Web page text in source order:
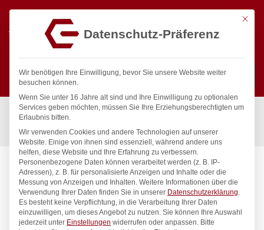
Suchen
Start / Gastronomiebedarf & Gastro Geräte für Profis
Präsentation
Tischgeschirr Obstkorb, HENDI, ø215x(H)205mm
Mit
Datenschutz-Präferenz
Wir benötigen Ihre Einwilligung, bevor Sie unsere Website weiter
besuchen können.
Wenn Sie unter 16 Jahre alt sind und Ihre Einwilligung zu optionalen
Services geben möchten, müssen Sie Ihre Erziehungsberechtigten um
Erlaubnis bitten.
Wir verwenden Cookies und andere Technologien auf unserer
Website. Einige von ihnen sind essenziell, während andere uns
helfen, diese Website und Ihre Erfahrung zu verbessern.
Personenbezogene Daten können verarbeitet werden (z. B. IP-
Adressen), z. B. für personalisierte Anzeigen und Inhalte oder die
Messung von Anzeigen und Inhalten. Weitere Informationen über die
Verwendung Ihrer Daten finden Sie in unserer Datenschutzerklärung.
Es besteht keine Verpflichtung, in die Verarbeitung Ihrer Daten
einzuwilligen, um dieses Angebot zu nutzen. Sie können Ihre Auswahl
jederzeit unter Einstellungen widerrufen oder anpassen. Bitte